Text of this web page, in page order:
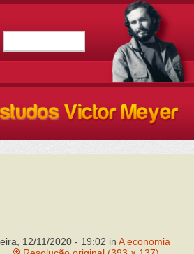
12/11/2020 - 19:02 in A economia